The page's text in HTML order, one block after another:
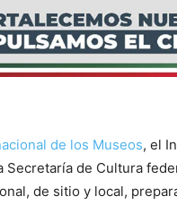
de los Museos, el
Secretaría de Cultura
de sitio y local,